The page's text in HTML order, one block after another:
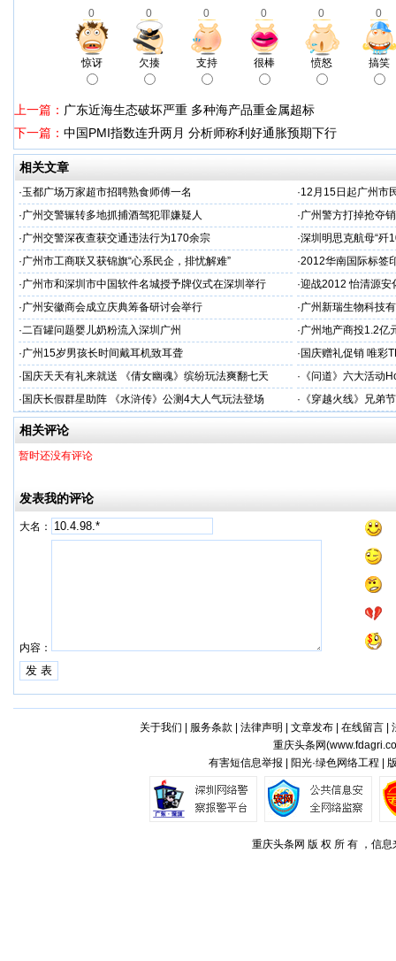
0 0 0 0 0 0
惊讶 欠揍 支持 很棒 愤怒 搞笑
上一篇： 广东近海生态破坏严重 多种海产品重金属超标
下一篇： 中国PMI指数连升两月 分析师称利好通胀预期下行
相关文章
·玉都广场万家超市招聘熟食师傅一名 ·12月15日起广州市
·广州交警辗转多地抓捕酒驾犯罪嫌疑人 ·广州警方打掉抢夺
·广州交警深夜查获交通违法行为170余宗 ·深圳明思克航母“歼
·广州市工商联又获锦旗“心系民企，排忧解难” ·2012华南国际标签
·广州市和深圳市中国软件名城授予牌仪式在深圳举行 ·迎战2012 怡清源安
·广州安徽商会成立庆典筹备研讨会举行 ·广州新瑞生物科技
·二百罐问题婴儿奶粉流入深圳广州 ·广州地产商投1.2亿
·广州15岁男孩长时间戴耳机致耳聋 · 国庆赠礼促销 唯彩
· 国庆天天有礼来就送 《倩女幽魂》缤纷玩法爽翻七天 · 《问道》六大活动
· 国庆长假群星助阵 《水浒传》公测4大人气玩法登场 · 《穿越火线》兄弟
相关评论
暂时还没有评论
发表我的评论
大名：
内容：
关于我们 服务条款 法律声明 文章发布| 在线留言|
重庆头条网(
有害短信息举报 | 阳光·绿色网络工程 |
重庆头条网 版 权 所 有 ，信